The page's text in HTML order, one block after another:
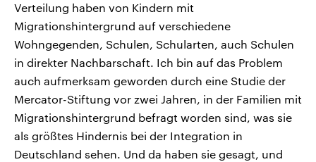
Verteilung haben von Kindern mit
Migrationshintergrund auf verschiedene
Wohngegenden, Schulen, Schularten, auch Schulen
in direkter Nachbarschaft. Ich bin auf das Problem
auch aufmerksam geworden durch eine Studie der
Mercator-Stiftung vor zwei Jahren, in der Familien mit
Migrationshintergrund befragt worden sind, was sie
als größtes Hindernis bei der Integration in
Deutschland sehen. Und da haben sie gesagt, und